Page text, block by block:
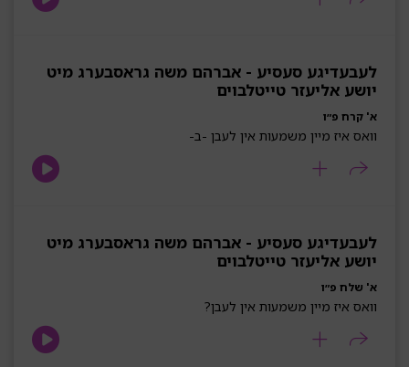
לעבעדיגע סעסיע - אברהם משה גראסבערג מיט
יושע אליעזר טייטלבוים
א' קרח פ״ו
וואס איז מיין משמעות אין לעבן -ב-
לעבעדיגע סעסיע - אברהם משה גראסבערג מיט
יושע אליעזר טייטלבוים
א' שלח פ״ו
וואס איז מיין משמעות אין לעבן?